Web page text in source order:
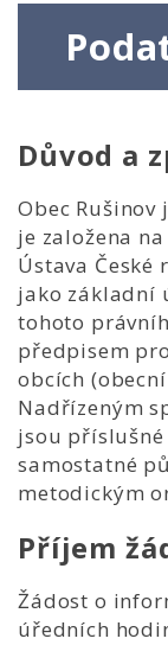
Důvod a
Obec
je založena
Ústava
jako základní
tohoto
předpisem
obcích
Nadřízeným
jsou
samostatné
metodickým
Příjem
Žádost o
úředních